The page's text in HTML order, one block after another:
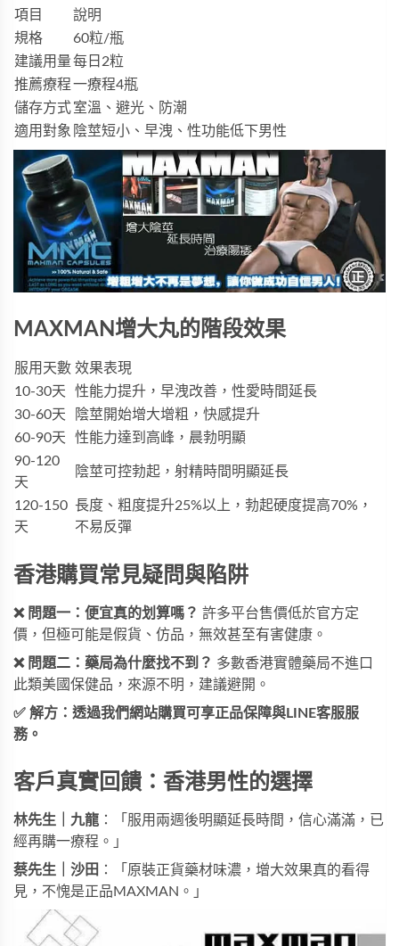
項目
說明
規格
60粒/瓶
建議用量每日2粒
推薦療程一療程4瓶
儲存方式室溫、避光、防潮
適用對象 陰莖短小、早洩、性功能低下男性
MAXMAN增大丸的階段效果
服用天數 效果表現
10-30天
性能力提升，早洩改善，性愛時間延長
30-60天
陰莖開始增大增粗，快感提升
60-90天
性能力達到高峰，晨勃明顯
90-120
天
陰莖可控勃起，射精時間明顯延長
120-150
天
長度、粗度提升25%以上，勃起硬度提高70%，
不易反彈
香港購買常見疑問與陷阱
❌ 問題一：便宜真的划算嗎？ 許多平台售價低於官方定
價，但極可能是假貨、仿品，無效甚至有害健康。
❌ 問題二：藥局為什麼找不到？ 多數香港實體藥局不進口
此類美國保健品，來源不明，建議避開。
✅ 解方：透過我們網站購買可享正品保障與LINE客服服
務。
客戶真實回饋：香港男性的選擇
林先生｜九龍 ：「服用兩週後明顯延長時間，信心滿滿，已
經再購一療程。」
蔡先生｜沙田 ：「原裝正貨藥材味濃，增大效果真的看得
見，不愧是正品MAXMAN。」